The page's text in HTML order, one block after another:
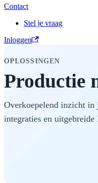
Contact
Stel je vraag
Inloggen
OPLOSSINGEN
Productie
Overkoepelend inzicht in
integraties en